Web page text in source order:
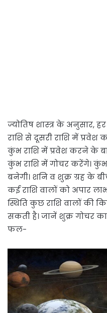
ज्योतिष शास्त्र के अनुसार,
राशि से दूसरी राशि में प्रवेश
कुंभ राशि में प्रवेश करने के
कुंभ राशि में गोचर करेंगे।
बनेगी। शनि व शुक्र ग्रह के
कई राशि वालों को अपार
स्थिति कुछ राशि वालों की
सकती है। जानें शुक्र गोचर
फल-